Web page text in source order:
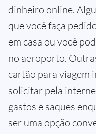
dinheiro online.
que você faça
em casa ou você
no aeroporto.
cartão para viagem
solicitar pela
gastos e saques
ser uma opção